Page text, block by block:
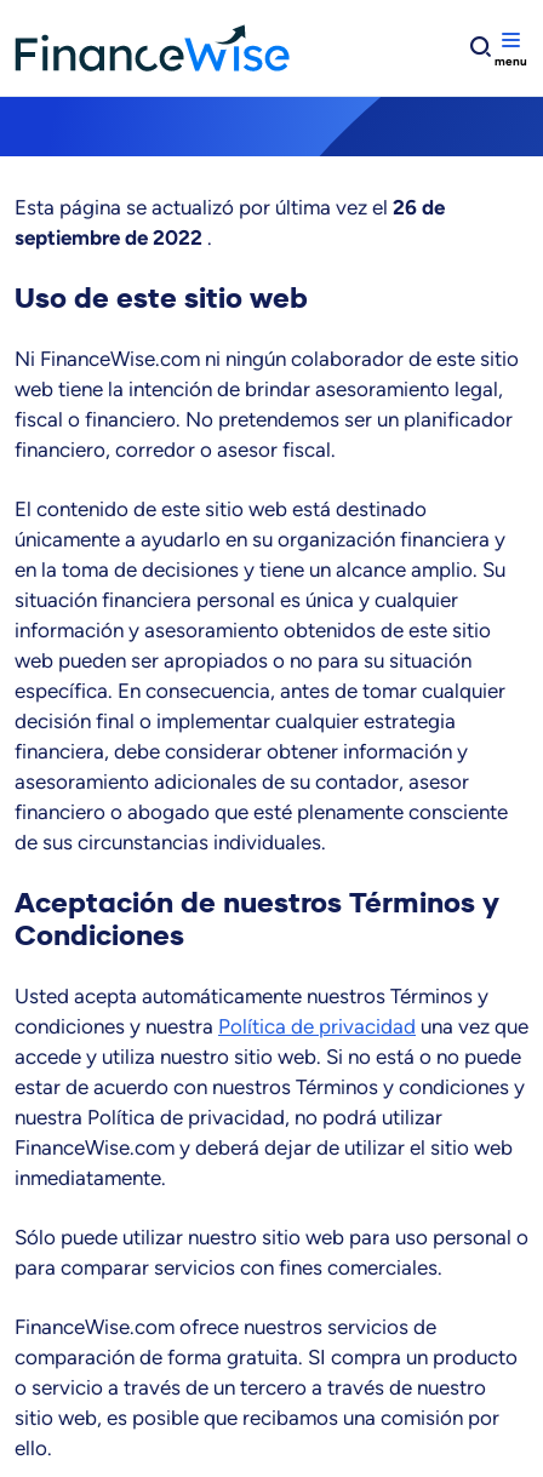
Home Términos y condiciones
Términos y condiciones
Esta página se actualizó por última vez el 26 de
septiembre de 2022 .
Uso de este sitio web
Ni FinanceWise.com ni ningún colaborador de este sitio
web tiene la intención de brindar asesoramiento legal,
fiscal o financiero. No pretendemos ser un planificador
financiero, corredor o asesor fiscal.
El contenido de este sitio web está destinado
únicamente a ayudarlo en su organización financiera y
en la toma de decisiones y tiene un alcance amplio. Su
situación financiera personal es única y cualquier
información y asesoramiento obtenidos de este sitio
web pueden ser apropiados o no para su situación
específica. En consecuencia, antes de tomar cualquier
decisión final o implementar cualquier estrategia
financiera, debe considerar obtener información y
asesoramiento adicionales de su contador, asesor
financiero o abogado que esté plenamente consciente
de sus circunstancias individuales.
Aceptación de nuestros Términos y
Condiciones
Usted acepta automáticamente nuestros Términos y
condiciones y nuestra Política de privacidad una vez que
accede y utiliza nuestro sitio web. Si no está o no puede
estar de acuerdo con nuestros Términos y condiciones y
nuestra Política de privacidad, no podrá utilizar
FinanceWise.com y deberá dejar de utilizar el sitio web
inmediatamente.
Sólo puede utilizar nuestro sitio web para uso personal o
para comparar servicios con fines comerciales.
FinanceWise.com ofrece nuestros servicios de
comparación de forma gratuita. SI compra un producto
o servicio a través de un tercero a través de nuestro
sitio web, es posible que recibamos una comisión por
ello.